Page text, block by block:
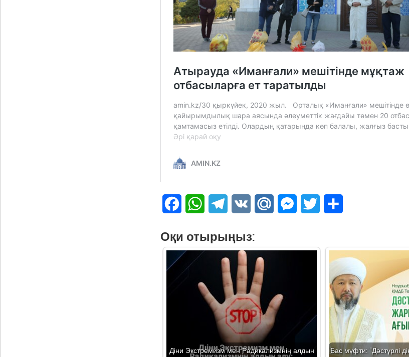
FacebookWhatsAppTelegram
VK Mail.Ru Messenger
Twitter
Оқи отырыңыз:
Діни Экстремизм мен Радикализмнің алдын Бас мүфти: "Дәстүрлі